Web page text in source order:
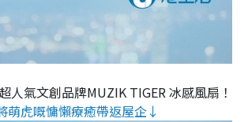
人氣文創品牌MUZIK TIGER 冰感風扇！
萌虎嘅慵懶療癒帶返屋企↓